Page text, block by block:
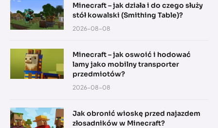
Minecraft – jak działa i do czego służy
stół kowalski (Smithing Table)?
2026-08-08
Minecraft – jak oswoić i hodować
lamy jako mobilny transporter
przedmiotów?
2026-08-08
Jak obronić wioskę przed najazdem
złosadników w Minecraft?